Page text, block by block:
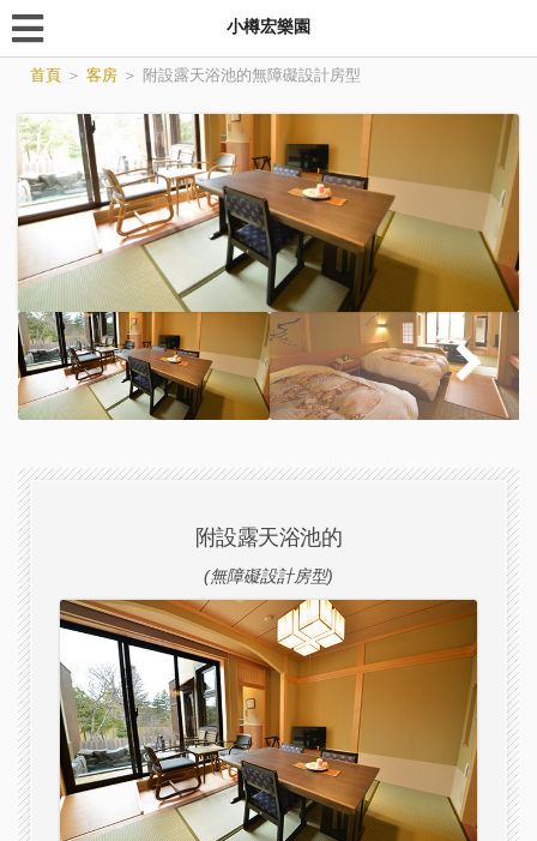
小樽宏樂園
首頁 ＞ 客房 ＞ 附設露天浴池的無障礙設計房型
附設露天浴池的
(無障礙設計房型)